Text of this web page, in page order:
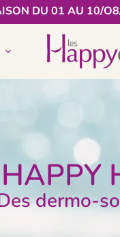
DU 01 AU 10/
dermo-